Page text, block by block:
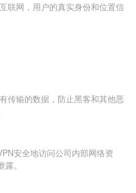
联网，用户的真实身份和位置信
传输的数据，防止黑客和其他恶
安全地访问公司内部网络资
。